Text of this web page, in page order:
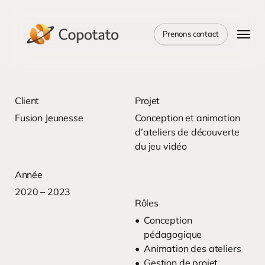
Prenons contact Menu
Client
Fusion Jeunesse
Année
2020 – 2023
Projet
Conception et animation
d’ateliers de découverte
du jeu vidéo
Rôles
Conception
pédagogique
Animation des ateliers
Gestion de projet